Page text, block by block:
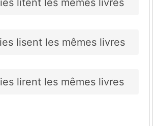
litent les mêmes livres
lisent les mêmes livres
lirent les mêmes livres